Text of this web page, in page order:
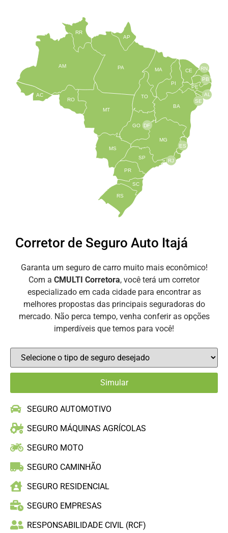
TO
BA
SE
PE
AL
RN
CE
PI
MA
AP
PA
RR
AM
AC
RO
MT
MS
GO
PR
SC
RS
SP
MG
RJ
ES
DF
PB
Corretor de Seguro Auto Itajá
Garanta um seguro de carro muito mais econômico!
Com a CMULTI Corretora, você terá um corretor
especializado em cada cidade para encontrar as
melhores propostas das principais seguradoras do
mercado. Não perca tempo, venha conferir as opções
imperdíveis que temos para você!
SEGURO AUTOMOTIVO
SEGURO MÁQUINAS AGRÍCOLAS
SEGURO MOTO
SEGURO CAMINHÃO
SEGURO RESIDENCIAL
SEGURO EMPRESAS
RESPONSABILIDADE CIVIL (RCF)